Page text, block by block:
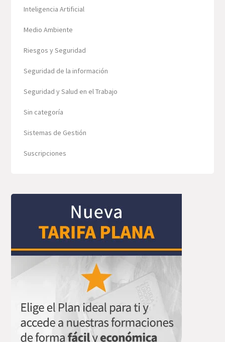
Inteligencia Artificial
Medio Ambiente
Riesgos y Seguridad
Seguridad de la información
Seguridad y Salud en el Trabajo
Sin categoría
Sistemas de Gestión
Suscripciones